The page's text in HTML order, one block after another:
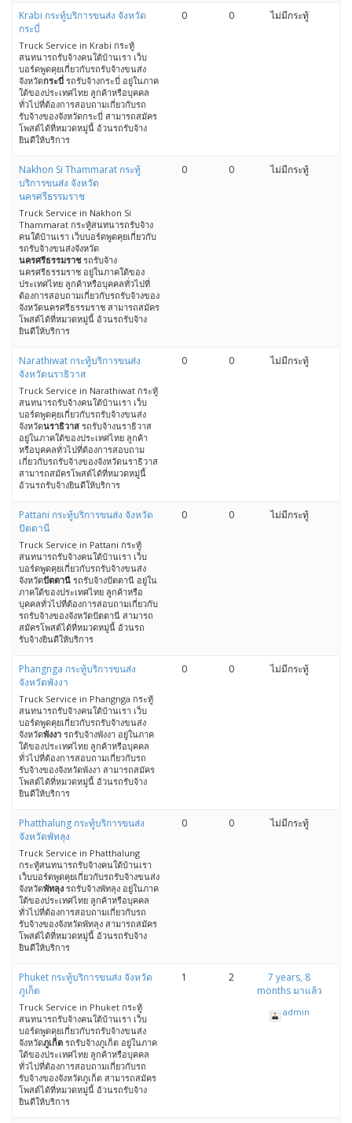
Krabi กระทู้บริการขนส่ง จังหวัด
กระบี่
Truck Service in Krabi กระทู้
สนทนารถรับจ้างคนใต้บ้านเรา เว็บ
บอร์ดพูดคุยเกี่ยวกับรถรับจ้างขนส่ง
จังหวัดกระบี่ รถรับจ้างกระบี่ อยู่ในภาค
ใต้ของประเทศไทย ลูกค้าหรือบุคคล
ทั่วไปที่ต้องการสอบถามเกี่ยวกับรถ
รับจ้างของจังหวัดกระบี่ สามารถสมัคร
โพสต์ได้ที่หมวดหมู่นี้ อ้วนรถรับจ้าง
ยินดีให้บริการ
0 0 ไม่มีกระทู้
Nakhon Si Thammarat กระทู้
บริการขนส่ง จังหวัด
นครศรีธรรมราช
Truck Service in Nakhon Si
Thammarat กระทู้สนทนารถรับจ้าง
คนใต้บ้านเรา เว็บบอร์ดพูดคุยเกี่ยวกับ
รถรับจ้างขนส่งจังหวัด
นครศรีธรรมราชรถรับจ้าง
นครศรีธรรมราช อยู่ในภาคใต้ของ
ประเทศไทย ลูกค้าหรือบุคคลทั่วไปที่
ต้องการสอบถามเกี่ยวกับรถรับจ้างของ
จังหวัดนครศรีธรรมราช สามารถสมัคร
โพสต์ได้ที่หมวดหมู่นี้ อ้วนรถรับจ้าง
ยินดีให้บริการ
0 0 ไม่มีกระทู้
Narathiwat กระทู้บริการขนส่ง
จังหวัดนราธิวาส
Truck Service in Narathiwat กระทู้
สนทนารถรับจ้างคนใต้บ้านเรา เว็บ
บอร์ดพูดคุยเกี่ยวกับรถรับจ้างขนส่ง
จังหวัดนราธิวาส รถรับจ้างนราธิวาส
อยู่ในภาคใต้ของประเทศไทย ลูกค้า
หรือบุคคลทั่วไปที่ต้องการสอบถาม
เกี่ยวกับรถรับจ้างของจังหวัดนราธิวาส
สามารถสมัครโพสต์ได้ที่หมวดหมู่นี้
อ้วนรถรับจ้างยินดีให้บริการ
0 0 ไม่มีกระทู้
Pattani กระทู้บริการขนส่ง จังหวัด
ปัตตานี
Truck Service in Pattani กระทู้
สนทนารถรับจ้างคนใต้บ้านเรา เว็บ
บอร์ดพูดคุยเกี่ยวกับรถรับจ้างขนส่ง
จังหวัดปัตตานี รถรับจ้างปัตตานี อยู่ใน
ภาคใต้ของประเทศไทย ลูกค้าหรือ
บุคคลทั่วไปที่ต้องการสอบถามเกี่ยวกับ
รถรับจ้างของจังหวัดปัตตานี สามารถ
สมัครโพสต์ได้ที่หมวดหมู่นี้ อ้วนรถ
รับจ้างยินดีให้บริการ
0 0 ไม่มีกระทู้
Phangnga กระทู้บริการขนส่ง
จังหวัดพังงา
Truck Service in Phangnga กระทู้
สนทนารถรับจ้างคนใต้บ้านเรา เว็บ
บอร์ดพูดคุยเกี่ยวกับรถรับจ้างขนส่ง
จังหวัดพังงา รถรับจ้างพังงา อยู่ในภาค
ใต้ของประเทศไทย ลูกค้าหรือบุคคล
ทั่วไปที่ต้องการสอบถามเกี่ยวกับรถ
รับจ้างของจังหวัดพังงา สามารถสมัคร
โพสต์ได้ที่หมวดหมู่นี้ อ้วนรถรับจ้าง
ยินดีให้บริการ
0 0 ไม่มีกระทู้
Phatthalung กระทู้บริการขนส่ง
จังหวัดพัทลุง
Truck Service in Phatthalung
กระทู้สนทนารถรับจ้างคนใต้บ้านเรา
เว็บบอร์ดพูดคุยเกี่ยวกับรถรับจ้างขนส่ง
จังหวัดพัทลุง รถรับจ้างพัทลุง อยู่ในภาค
ใต้ของประเทศไทย ลูกค้าหรือบุคคล
ทั่วไปที่ต้องการสอบถามเกี่ยวกับรถ
รับจ้างของจังหวัดพัทลุง สามารถสมัคร
โพสต์ได้ที่หมวดหมู่นี้ อ้วนรถรับจ้าง
ยินดีให้บริการ
0 0 ไม่มีกระทู้
Phuket กระทู้บริการขนส่ง จังหวัด
ภูเก็ต
Truck Service in Phuket กระทู้
สนทนารถรับจ้างคนใต้บ้านเรา เว็บ
บอร์ดพูดคุยเกี่ยวกับรถรับจ้างขนส่ง
จังหวัดภูเก็ต รถรับจ้างภูเก็ต อยู่ในภาค
ใต้ของประเทศไทย ลูกค้าหรือบุคคล
ทั่วไปที่ต้องการสอบถามเกี่ยวกับรถ
รับจ้างของจังหวัดภูเก็ต สามารถสมัคร
โพสต์ได้ที่หมวดหมู่นี้ อ้วนรถรับจ้าง
ยินดีให้บริการ
1 2
7 years, 8
months มาแล้ว
admin